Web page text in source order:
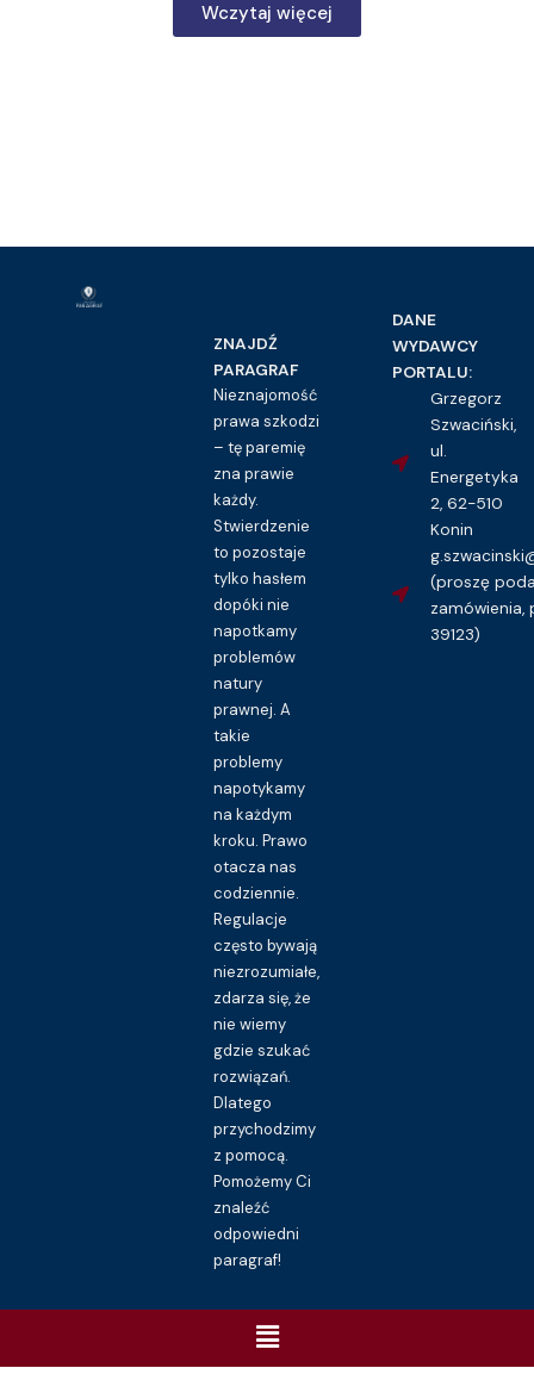
Wczytaj więcej
ZNAJDŹ
PARAGRAF
Nieznajomość
prawa szkodzi
– tę paremię
zna prawie
każdy.
Stwierdzenie
to pozostaje
tylko hasłem
dopóki nie
napotkamy
problemów
natury
prawnej. A
takie
problemy
napotykamy
na każdym
kroku. Prawo
otacza nas
codziennie.
Regulacje
często bywają
niezrozumiałe,
zdarza się, że
nie wiemy
gdzie szukać
rozwiązań.
Dlatego
przychodzimy
z pomocą.
Pomożemy Ci
znaleźć
odpowiedni
paragraf!
DANE
WYDAWCY
PORTALU:
Grzegorz
Szwaciński,
ul.
Energetyka
2, 62-510
Konin
(proszę
zamówienia,
39123)
Menu